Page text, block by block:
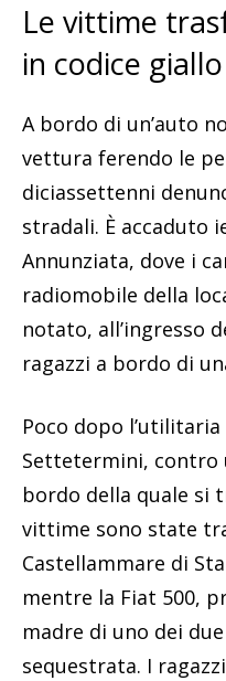
Le vittime
in codice giallo
A bordo di un’auto
vettura ferendo le
diciassettenni
stradali. È accaduto
Annunziata, dove i
radiomobile della
notato, all’ingresso
ragazzi a bordo di
Poco dopo
Settetermini, contro
bordo della quale si
vittime sono state
Castellammare di
mentre la Fiat 500,
madre di uno dei
sequestrata. I